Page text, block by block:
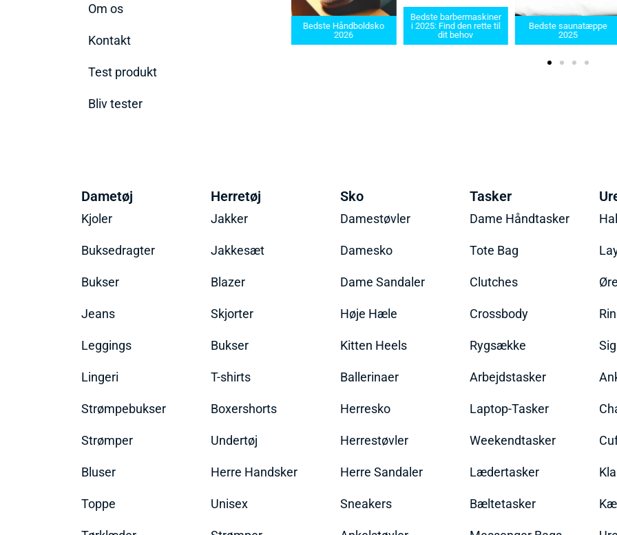
Om os
Kontakt
Test produkt
Bliv tester
2025
Bedste Håndboldsko
2026
Bedste barbermaskiner
i 2025: Find den rette til
dit behov
Bedste saunatæppe
2025
Dametøj
Kjoler
Buksedragter
Bukser
Jeans
Leggings
Lingeri
Strømpebukser
Strømper
Bluser
Toppe
Herretøj
Jakker
Jakkesæt
Blazer
Skjorter
Bukser
T-shirts
Boxershorts
Undertøj
Herre Handsker
Unisex
Sko
Damestøvler
Damesko
Dame Sandaler
Høje Hæle
Kitten Heels
Ballerinaer
Herresko
Herrestøvler
Herre Sandaler
Sneakers
Tasker
Dame Håndtasker
Tote Bag
Clutches
Crossbody
Rygsække
Arbejdstasker
Laptop-Tasker
Weekendtasker
Lædertasker
Bæltetasker